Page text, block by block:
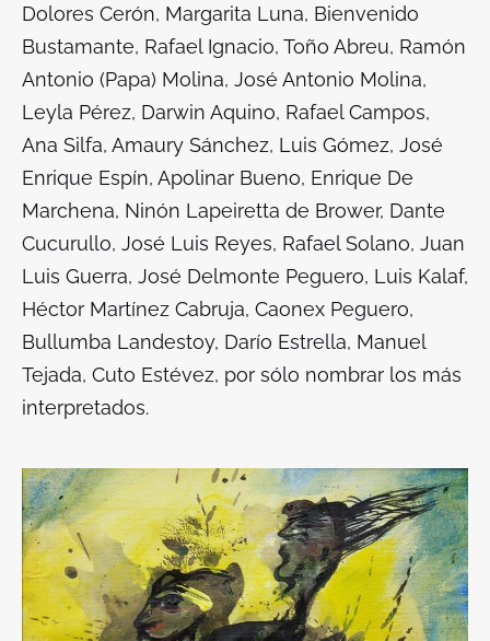
Dolores Cerón, Margarita Luna, Bienvenido
Bustamante, Rafael Ignacio, Toño Abreu, Ramón
Antonio (Papa) Molina, José Antonio Molina,
Leyla Pérez, Darwin Aquino, Rafael Campos,
Ana Silfa, Amaury Sánchez, Luis Gómez, José
Enrique Espín, Apolinar Bueno, Enrique De
Marchena, Ninón Lapeiretta de Brower, Dante
Cucurullo, José Luis Reyes, Rafael Solano, Juan
Luis Guerra, José Delmonte Peguero, Luis Kalaf,
Héctor Martínez Cabruja, Caonex Peguero,
Bullumba Landestoy, Darío Estrella, Manuel
Tejada, Cuto Estévez, por sólo nombrar los más
interpretados.